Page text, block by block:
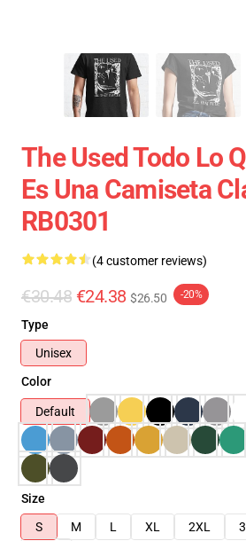
The Used Todo Lo
Es Una Camiseta
RB0301
(4 customer reviews)
€30.48 €24.38 $26.50 -20%
Type
Unisex
Color
Default
Size
S
M L XL 2XL